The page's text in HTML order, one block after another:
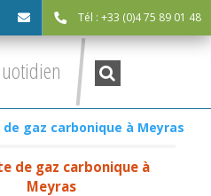
Tél : +33 (0)4 75 89 01 48
Recherche
:
gaz carbonique à Meyras
de gaz carbonique à
Meyras